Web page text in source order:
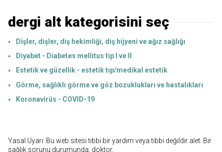
dergi alt kategorisini seç
Dişler, dişler, diş hekimliği, diş hijyeni ve ağız sağlığı
Diyabet - Diabetes mellitus tip I ve II
Estetik ve güzellik - estetik tıp/medikal estetik
Görme, sağlıklı görme ve göz bozuklukları ve hastalıkları
Koronavirüs - COVID-19
Yasal Uyarı: Bu web sitesi tıbbi bir yardım veya tıbbi değildir alet. Bir
sağlık sorunu durumunda, doktor.